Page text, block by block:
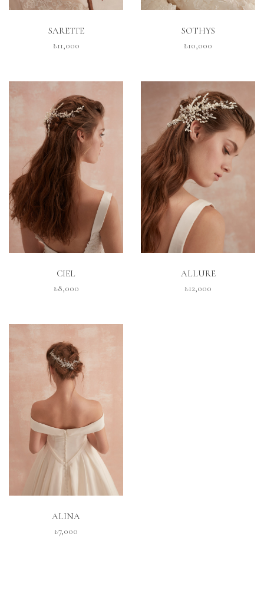
SARETTE
₺11,000
SOTHYS
₺10,000
CIEL
₺8,000
ALLURE
₺12,000
ALINA
₺7,000